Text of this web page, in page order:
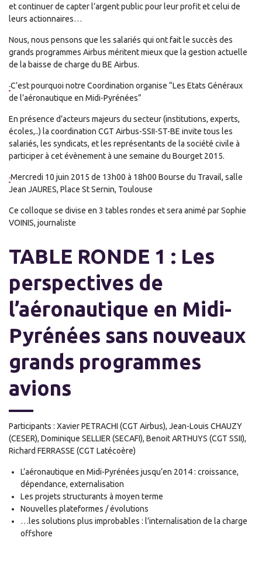
et continuer de capter l’argent public pour leur profit et celui de
leurs actionnaires…
Nous, nous pensons que les salariés qui ont fait le succès des
grands programmes Airbus méritent mieux que la gestion actuelle
de la baisse de charge du BE Airbus.
C’est pourquoi notre Coordination organise “Les Etats Généraux
de l’aéronautique en Midi-Pyrénées”
En présence d’acteurs majeurs du secteur (institutions, experts,
écoles,..) la coordination CGT Airbus-SSII-ST-BE invite tous les
salariés, les syndicats, et les représentants de la société civile à
participer à cet évènement à une semaine du Bourget 2015.
Mercredi 10 juin 2015 de 13h00 à 18h00 Bourse du Travail, salle
Jean JAURES, Place St Sernin, Toulouse
Ce colloque se divise en 3 tables rondes et sera animé par Sophie
VOINIS, journaliste
TABLE RONDE 1 : Les
perspectives de
l’aéronautique en Midi-
Pyrénées sans nouveaux
grands programmes
avions
Participants : Xavier PETRACHI (CGT Airbus), Jean-Louis CHAUZY
(CESER), Dominique SELLIER (SECAFI), Benoit ARTHUYS (CGT SSII),
Richard FERRASSE (CGT Latécoère)
L’aéronautique en Midi-Pyrénées jusqu’en 2014 : croissance,
dépendance, externalisation
Les projets structurants à moyen terme
Nouvelles plateformes / évolutions
…les solutions plus improbables : l’internalisation de la charge
offshore